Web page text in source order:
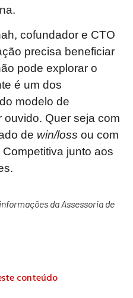
cofundador e CTO
precisa beneficiar
pode explorar o
é um dos
do modelo de
Quer seja com
de win/loss ou com
junto aos
da Assessoria de
conteúdo